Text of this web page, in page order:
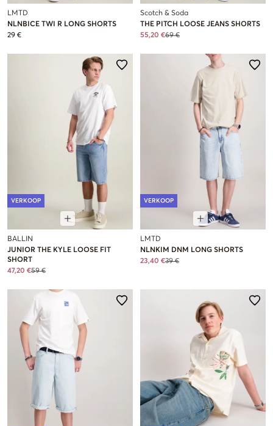
LMTD
NLNBICE TWI R LONG SHORTS
29 €
Scotch & Soda
THE PITCH LOOSE JEANS SHORTS
55,20 €69 €
VERKOOP
BALLIN
JUNIOR THE KYLE LOOSE FIT
SHORT
47,20 €59 €
VERKOOP
LMTD
NLNKIM DNM LONG SHORTS
23,40 €39 €